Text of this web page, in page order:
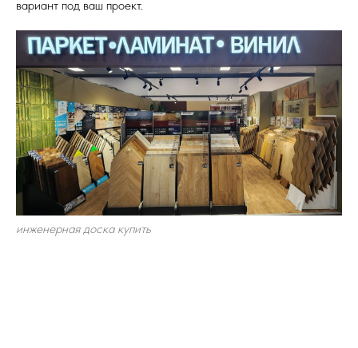
вариант под ваш проект.
инженерная доска купить